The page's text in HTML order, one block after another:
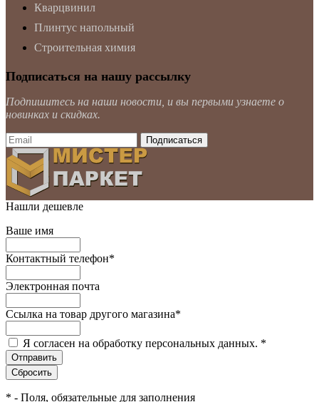
Кварцвинил
Плинтус напольный
Строительная химия
Подписаться на нашу рассылку
Подпишитесь на наши новости, и вы первыми узнаете о
новинках и скидках.
Нашли дешевле
Ваше имя
Контактный телефон*
Электронная почта
Ссылка на товар другого магазина*
Я согласен на обработку персональных данных. *
* - Поля, обязательные для заполнения